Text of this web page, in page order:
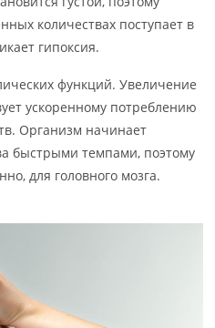
количествах поступает в
гипоксия.
функций. Увеличение
ускоренному потреблению
Организм начинает
быстрыми темпами, поэтому
для головного мозга.